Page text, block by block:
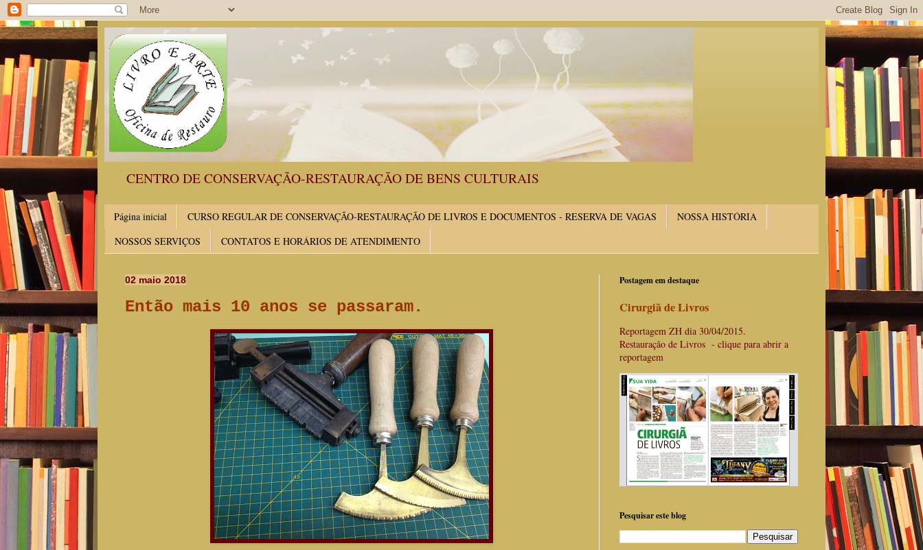
CENTRO DE CONSERVAÇÃO-RESTAURAÇÃO DE BENS CULTURAIS
Página inicial CURSO REGULAR DE CONSERVAÇÃO-RESTAURAÇÃO DE LIVROS E DOCUMENTOS - RESERVA DE VAGAS
NOSSA HISTÓRIA
NOSSOS SERVIÇOS
CONTATOS E HORÁRIOS DE ATENDIMENTO
02 maio 2018
Então mais 10 anos se passaram.
Postagem em destaque
Cirurgiã de Livros
Reportagem ZH dia 30/04/2015.
Restauração de Livros - clique para abrir a
reportagem
Pesquisar este blog